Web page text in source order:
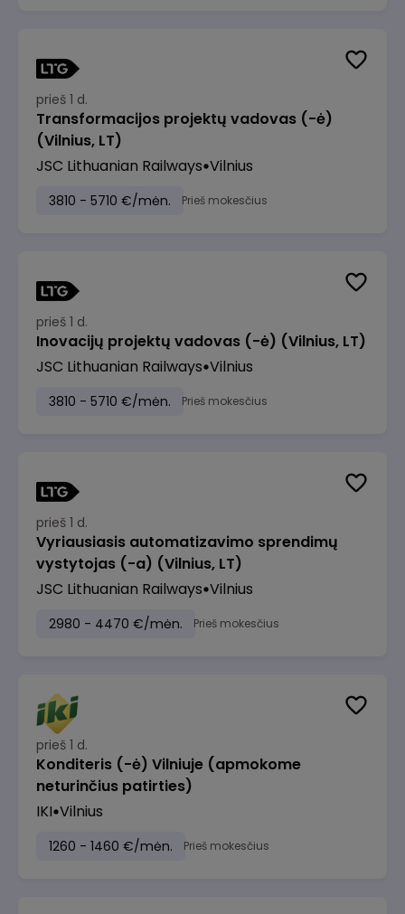
prieš 1 d.
Transformacijos projektų vadovas (-ė)
(Vilnius, LT)
JSC Lithuanian Railways Vilnius
3810 - 5710 €/mėn. Prieš mokesčius
prieš 1 d.
Inovacijų projektų vadovas (-ė) (Vilnius, LT)
JSC Lithuanian Railways Vilnius
3810 - 5710 €/mėn. Prieš mokesčius
prieš 1 d.
Vyriausiasis automatizavimo sprendimų
vystytojas (-a) (Vilnius, LT)
JSC Lithuanian Railways Vilnius
2980 - 4470 €/mėn. Prieš mokesčius
prieš 1 d.
Konditeris (-ė) Vilniuje (apmokome
neturinčius patirties)
IKI Vilnius
1260 - 1460 €/mėn. Prieš mokesčius